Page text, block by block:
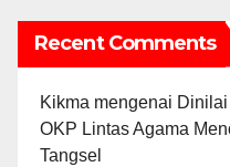
Recent Comments
Kikma mengenai
OKP Lintas Agama
Tangsel